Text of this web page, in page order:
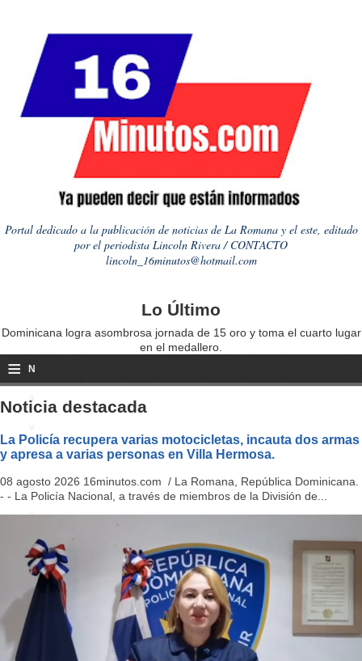
Portal dedicado a la publicación de noticias de La Romana y el este, editado
por el periodista Lincoln Rivera / CONTACTO
lincoln_16minutos@hotmail.com
Lo Último
Dominicana logra asombrosa jornada de 15 oro y toma el cuarto lugar
en el medallero.
≡ N
a
i
g
a
o
n
Noticia destacada
La Policía recupera varias motocicletas, incauta dos armas
y apresa a varias personas en Villa Hermosa.
08 agosto 2026 16minutos.com / La Romana, República Dominicana.
- - La Policía Nacional, a través de miembros de la División de...